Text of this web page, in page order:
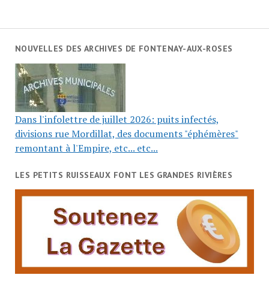
NOUVELLES DES ARCHIVES DE FONTENAY-AUX-ROSES
Dans l'infolettre de juillet 2026: puits infectés,
divisions rue Mordillat, des documents "éphémères"
remontant à l'Empire, etc... etc...
LES PETITS RUISSEAUX FONT LES GRANDES RIVIÈRES